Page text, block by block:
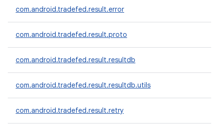
com.android.tradefed.result.error
com.android.tradefed.result.proto
com.android.tradefed.result.resultdb
com.android.tradefed.result.resultdb.utils
com.android.tradefed.result.retry